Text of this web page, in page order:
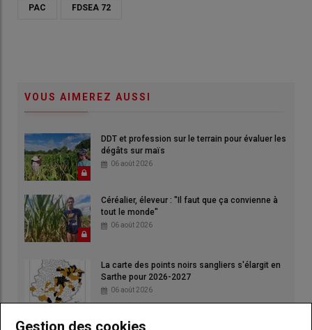
PAC FDSEA 72
VOUS AIMEREZ AUSSI
DDT et profession sur le terrain pour évaluer les
dégâts sur maïs
06 août 2026
Céréalier, éleveur : "Il faut que ça convienne à
tout le monde"
06 août 2026
La carte des points noirs sangliers s'élargit en
Sarthe pour 2026-2027
06 août 2026
Faible volume en maïs non irrigué
Gestion des cookies